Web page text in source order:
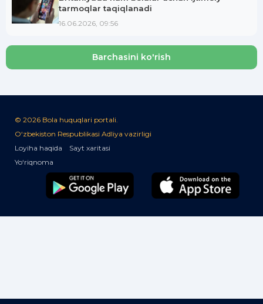
tarmoqlar taqiqlanadi
16.06.2026, 09:56
Barchasini ko'rish
© 2026 Bola huquqlari portali.
O‘zbekiston Respublikasi Adliya vazirligi
Loyiha haqida
Sayt xaritasi
Yo‘riqnoma